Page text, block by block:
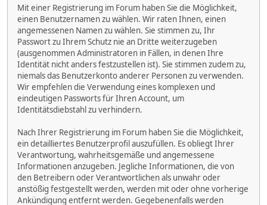
Mit einer Registrierung im Forum haben Sie die Möglichkeit,
einen Benutzernamen zu wählen. Wir raten Ihnen, einen
angemessenen Namen zu wählen. Sie stimmen zu, Ihr
Passwort zu Ihrem Schutz nie an Dritte weiterzugeben
(ausgenommen Administratoren in Fällen, in denen Ihre
Identität nicht anders festzustellen ist). Sie stimmen zudem zu,
niemals das Benutzerkonto anderer Personen zu verwenden.
Wir empfehlen die Verwendung eines komplexen und
eindeutigen Passworts für Ihren Account, um
Identitätsdiebstahl zu verhindern.
Nach Ihrer Registrierung im Forum haben Sie die Möglichkeit,
ein detailliertes Benutzerprofil auszufüllen. Es obliegt Ihrer
Verantwortung, wahrheitsgemäße und angemessene
Informationen anzugeben. Jegliche Informationen, die von
den Betreibern oder Verantwortlichen als unwahr oder
anstößig festgestellt werden, werden mit oder ohne vorherige
Ankündigung entfernt werden. Gegebenenfalls werden